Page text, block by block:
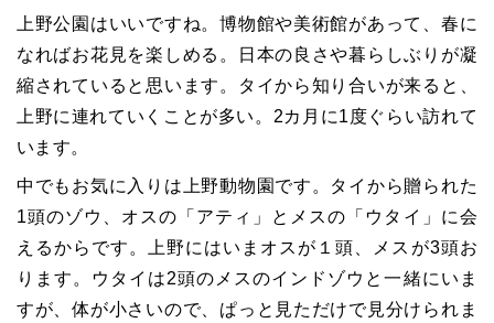
上野公園はいいですね。博物館や美術館があって、春に
なればお花見を楽しめる。日本の良さや暮らしぶりが凝
縮されていると思います。タイから知り合いが来ると、
上野に連れていくことが多い。2カ月に1度ぐらい訪れて
います。
中でもお気に入りは上野動物園です。タイから贈られた
1頭のゾウ、オスの「アティ」とメスの「ウタイ」に会
えるからです。上野にはいまオスが１頭、メスが3頭お
ります。ウタイは2頭のメスのインドゾウと一緒にいま
すが、体が小さいので、ぱっと見ただけで見分けられま